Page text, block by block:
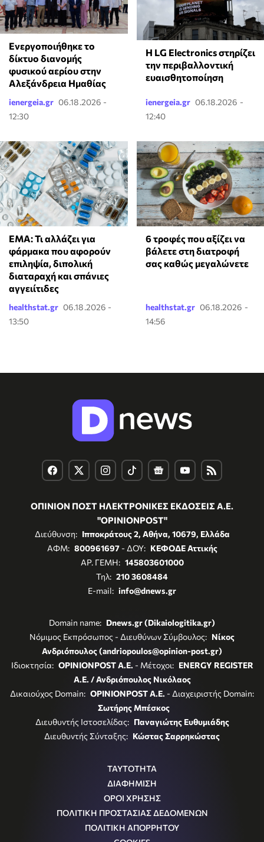
Ενεργοποιήθηκε το
δίκτυο διανομής
φυσικού αερίου στην
Αλεξάνδρεια Ημαθίας
ienergeia.gr 06.18.2026 -
12:30
Η LG Electronics στηρίζει
την περιβαλλοντική
ευαισθητοποίηση
ienergeia.gr 06.18.2026 -
12:40
EMA: Τι αλλάζει για
φάρμακα που αφορούν
επιληψία, διπολική
διαταραχή και σπάνιες
αγγειίτιδες
healthstat.gr 06.18.2026 -
13:50
6 τροφές που αξίζει να
βάλετε στη διατροφή
σας καθώς μεγαλώνετε
healthstat.gr 06.18.2026 -
14:56
ΟΠΙΝΙΟΝ ΠΟΣΤ ΗΛΕΚΤΡΟΝΙΚΕΣ ΕΚΔΟΣΕΙΣ Α.Ε.
"OPINIONPOST"
Διεύθυνση: Ιπποκράτους 2, Αθήνα, 10679, Ελλάδα
ΑΦΜ: 800961697- ΔΟΥ: ΚΕΦΟΔΕ Αττικής
ΑΡ. ΓΕΜΗ: 145803601000
Τηλ: 210 3608484
E-mail: info@dnews.gr
Domain name: Dnews.gr (Dikaiologitika.gr)
Νόμιμος Εκπρόσωπος - Διευθύνων Σύμβουλος: Νίκος
Ανδριόπουλος (andriopoulos@opinion-post.gr)
Ιδιοκτησία: OPINIONPOST A.E. - Μέτοχοι: ENERGY REGISTER
Α.Ε. / Ανδριόπουλος Νικόλαος
Δικαιούχος Domain: OPINIONPOST A.E. - Διαχειριστής Domain:
Σωτήρης Μπέσκος
Διευθυντής Ιστοσελίδας: Παναγιώτης Ευθυμιάδης
Διευθυντής Σύνταξης: Κώστας Σαρρηκώστας
ΤΑΥΤΟΤΗΤΑ
ΔΙΑΦΗΜΙΣΗ
ΟΡΟΙ ΧΡΗΣΗΣ
ΠΟΛΙΤΙΚΗ ΠΡΟΣΤΑΣΙΑΣ ΔΕΔΟΜΕΝΩΝ
ΠΟΛΙΤΙΚΗ ΑΠΟΡΡΗΤΟΥ